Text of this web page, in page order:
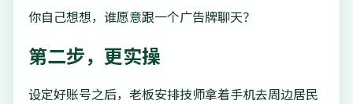
你自己想想，谁愿意跟一个广告牌聊天？
第二步，更实操
设定好账号之后，老板安排技师拿着手机去周边居民